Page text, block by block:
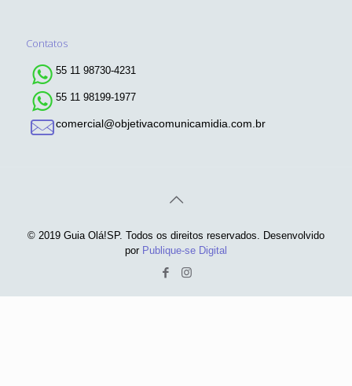
Contatos
55 11 98730-4231
55 11 98199-1977
comercial@objetivacomunicamidia.com.br
© 2019 Guia Olá!SP. Todos os direitos reservados. Desenvolvido
por Publique-se Digital